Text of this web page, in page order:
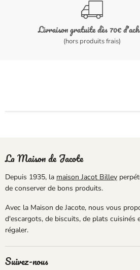
Livraison gratuite dès 70€
(hors produits frais)
La Maison de Jacote
Depuis 1935, la maison Jacot Billey
de conserver de bons produits.
Avec la Maison de Jacote, nous vous
d'escargots, de biscuits, de plats cuisinés
régaler.
Suivez-nous